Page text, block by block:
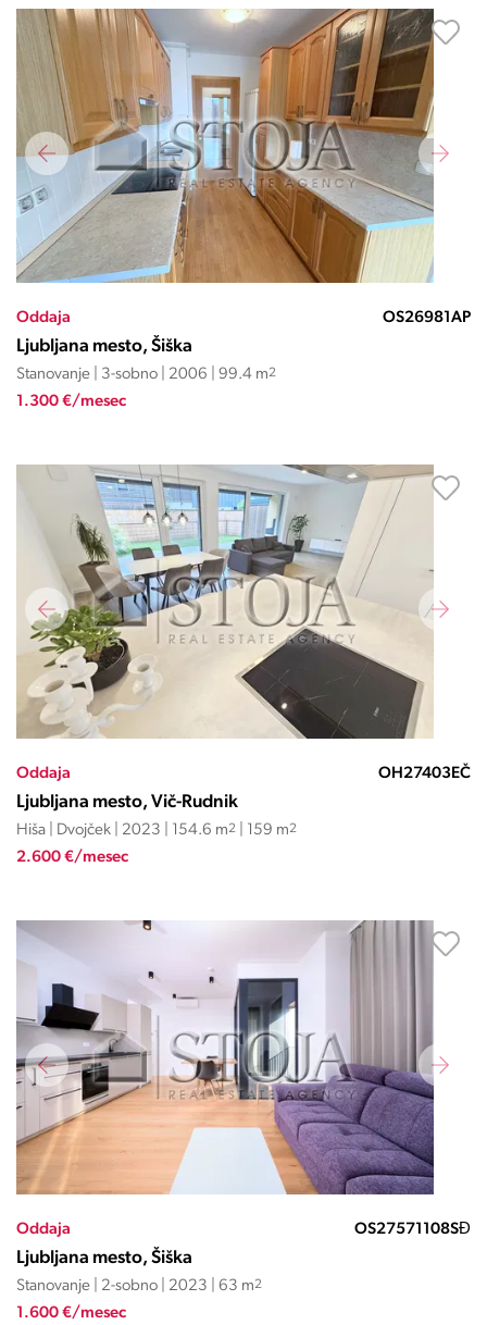
Oddaja OS26981AP
Ljubljana mesto, Šiška
Stanovanje | 3-sobno | 2006 | 99.4 m2
1.300 €/mesec
Oddaja OH27403EČ
Ljubljana mesto, Vič-Rudnik
Hiša | Dvojček | 2023 | 154.6 m2 | 159 m2
2.600 €/mesec
Oddaja OS27571108SĐ
Ljubljana mesto, Šiška
Stanovanje | 2-sobno | 2023 | 63 m2
1.600 €/mesec